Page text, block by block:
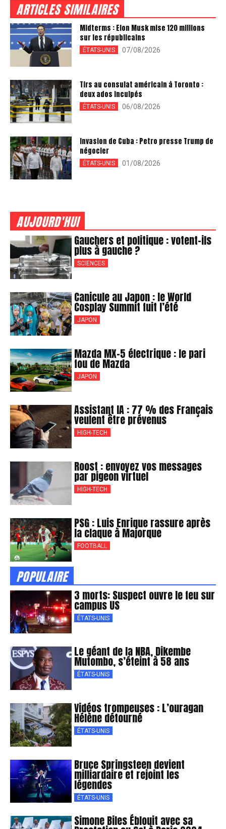
ARTICLES SIMILAIRES
Midterms : Elon Musk mise 120 millions
sur les républicains
ÉTATS-UNIS 07/08/2026
Tirs au consulat américain à Toronto :
deux ados inculpés
ÉTATS-UNIS 06/08/2026
Invasion de Cuba : Petro presse Trump de
négocier
ÉTATS-UNIS 01/08/2026
AUJOURD'HUI
Gauchers et politique : votent-ils
plus à gauche ?
SCIENCES
Canicule au Japon : le World
Cosplay Summit fuit l’été
JAPON
Mazda MX-5 électrique : le pari
fou de Mazda
JAPON
Assistant IA : 77 % des Français
veulent être prévenus
HIGH-TECH
Roost : envoyez vos messages
par pigeon virtuel
HIGH-TECH
PSG : Luis Enrique rassure après
la claque à Majorque
FOOTBALL
POPULAIRE
3 morts: Suspect ouvre le feu sur
campus US
ÉTATS-UNIS
Le géant de la NBA, Dikembe
Mutombo, s’éteint à 58 ans
ÉTATS-UNIS
Vidéos trompeuses : L’ouragan
Hélène détourné
ÉTATS-UNIS
Bruce Springsteen devient
milliardaire et rejoint les
légendes
ÉTATS-UNIS
Simone Biles Éblouit avec sa